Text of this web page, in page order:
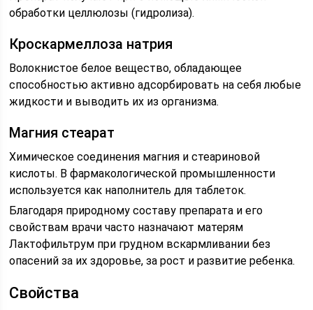
обработки целлюлозы (гидролиза).
Кроскармеллоза натрия
Волокнистое белое вещество, обладающее
способностью активно адсорбировать на себя любые
жидкости и выводить их из организма.
Магния стеарат
Химическое соединения магния и стеариновой
кислоты. В фармакологической промышленности
используется как наполнитель для таблеток.
Благодаря природному составу препарата и его
свойствам врачи часто назначают матерям
Лактофильтрум при грудном вскармливании без
опасений за их здоровье, за рост и развитие ребенка.
Свойства